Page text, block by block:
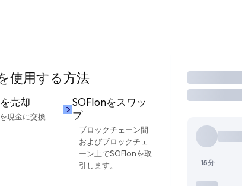
用する方法
売却
現金に交換
SOFIonをスワッ
プ
ブロックチェーン間
およびブロックチェ
ーン上でSOFIonを取
引します。
取引
15分